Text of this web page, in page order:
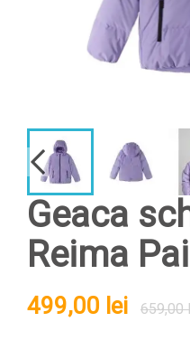
Geaca
Reima
499,00 lei 659,00